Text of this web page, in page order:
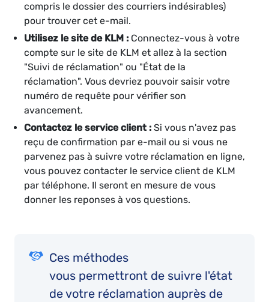
compris le dossier des courriers indésirables)
pour trouver cet e-mail.
Utilisez le site de KLM : Connectez-vous à votre
compte sur le site de KLM et allez à la section
"Suivi de réclamation" ou "État de la
réclamation". Vous devriez pouvoir saisir votre
numéro de requête pour vérifier son
avancement.
Contactez le service client : Si vous n'avez pas
reçu de confirmation par e-mail ou si vous ne
parvenez pas à suivre votre réclamation en ligne,
vous pouvez contacter le service client de KLM
par téléphone. Il seront en mesure de vous
donner les reponses à vos questions.
Ces méthodes
vous permettront de suivre l'état
de votre réclamation auprès de